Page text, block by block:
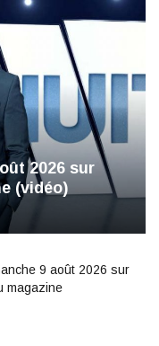
2026 sur
(vidéo)
9 août 2026 sur
magazine